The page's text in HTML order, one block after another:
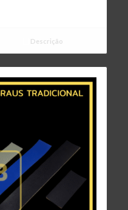
Descrição